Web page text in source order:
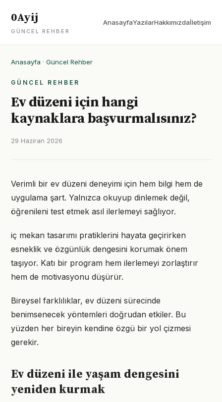
0Ayij
GÜNCEL REHBER
AnasayfaYazılarHakkımızdaİletişim
Anasayfa · Güncel Rehber
GÜNCEL REHBER
Ev düzeni için hangi
kaynaklara başvurmalısınız?
29 Haziran 2026
Verimli bir ev düzeni deneyimi için hem bilgi hem de
uygulama şart. Yalnızca okuyup dinlemek değil,
öğrenileni test etmek asıl ilerlemeyi sağlıyor.
iç mekan tasarımı pratiklerini hayata geçirirken
esneklik ve özgünlük dengesini korumak önem
taşıyor. Katı bir program hem ilerlemeyi zorlaştırır
hem de motivasyonu düşürür.
Bireysel farklılıklar, ev düzeni sürecinde
benimsenecek yöntemleri doğrudan etkiler. Bu
yüzden her bireyin kendine özgü bir yol çizmesi
gerekir.
Ev düzeni ile yaşam dengesini
yeniden kurmak